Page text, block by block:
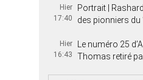
Hier
17:40
Portrait |
des pionniers du
Hier
16:43
Le numéro 25
Thomas retiré